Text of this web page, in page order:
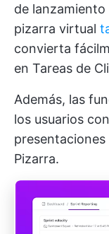
de
pizarra virtual
convierta
en Tareas de
Además, las
los usuarios
Pizarra.